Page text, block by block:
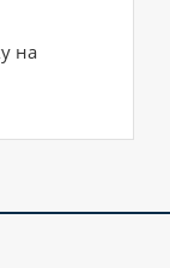
на